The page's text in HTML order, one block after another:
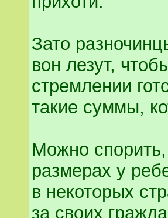
Зато
вон лезут,
стремлении
такие суммы,
Можно спорить,
размерах у
в некоторых
за своих